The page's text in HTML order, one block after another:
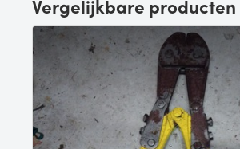
Vergelijkbare producten